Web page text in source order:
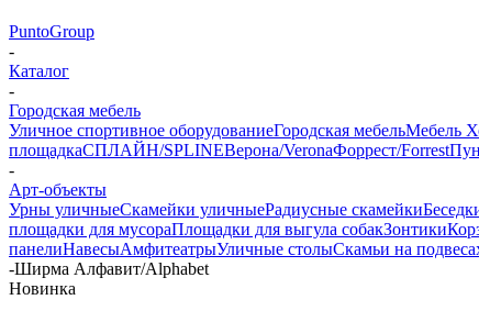
PuntoGroup
-
Каталог
-
Городская мебель
Уличное спортивное оборудованиеГородская мебельМебель
площадкаСПЛАЙН/SPLINEВерона/VeronaФоррест/Forrest
-
Арт-объекты
Урны уличныеСкамейки уличныеРадиусные скамейки
площадки для мусораПлощадки для выгула собакЗонтики
панелиНавесыАмфитеатрыУличные столыСкамьи на
-Ширма Алфавит/Alphabet
Новинка